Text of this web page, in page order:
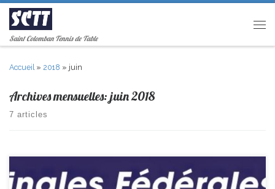
Passer au contenu
Saint Colomban Tennis de Table
Accueil » 2018 » juin
Archives mensuelles:juin 2018
7 articles